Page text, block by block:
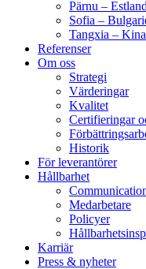
Pärnu – Estland
Sofia –
Tangxia – Kina
Referenser
Om oss
Strategi
Värderingar
Kvalitet
Certifieringar
Historik
För leverantörer
Hållbarhet
Medarbetare
Policyer
Karriär
Press & nyheter